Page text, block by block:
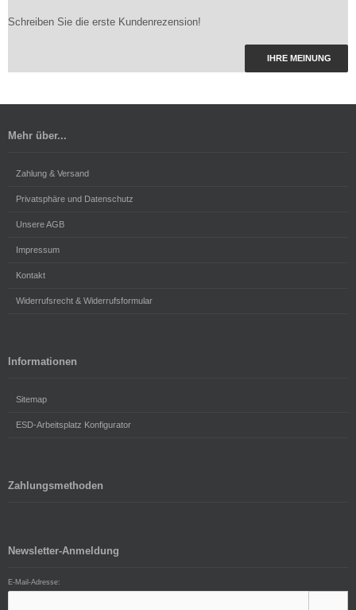
Schreiben Sie die erste Kundenrezension!
IHRE MEINUNG
Mehr über...
Zahlung & Versand
Privatsphäre und Datenschutz
Unsere AGB
Impressum
Kontakt
Widerrufsrecht & Widerrufsformular
Informationen
Sitemap
ESD-Arbeitsplatz Konfigurator
Zahlungsmethoden
Newsletter-Anmeldung
E-Mail-Adresse: